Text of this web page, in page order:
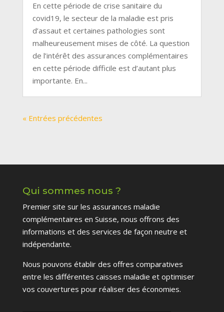
En cette période de crise sanitaire du
covid19, le secteur de la maladie est pris
d’assaut et certaines pathologies sont
malheureusement mises de côté. La question
de l’intérêt des assurances complémentaires
en cette période difficile est d’autant plus
importante. En...
« Entrées précédentes
Qui sommes nous ?
Premier site sur les assurances maladie
complémentaires en Suisse, nous offrons des
informations et des services de façon neutre et
indépendante.
Nous pouvons établir des offres comparatives
entre les différentes caisses maladie et optimiser
vos couvertures pour réaliser des économies.